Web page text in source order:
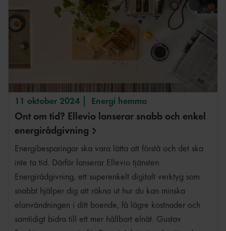
11 oktober 2024 Energi hemma
Ont om tid? Ellevio lanserar snabb och enkel
energirådgivning
Energibesparingar ska vara lätta att förstå och det ska
inte ta tid. Därför lanserar Ellevio tjänsten
Energirådgivning, ett superenkelt digitalt verktyg som
snabbt hjälper dig att räkna ut hur du kan minska
elanvändningen i ditt boende, få lägre kostnader och
samtidigt bidra till ett mer hållbart elnät. Gustav